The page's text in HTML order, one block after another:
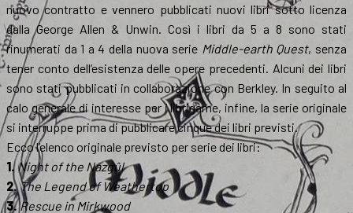
nuovo contratto e vennero pubblicati nuovi libri sotto licenza
dalla George Allen & Unwin. Così i libri da 5 a 8 sono stati
rinumerati da 1 a 4 della nuova serie Middle-earth Quest, senza
tener conto dell’esistenza delle opere precedenti. Alcuni dei libri
sono stati pubblicati in collaborazione con Berkley. In seguito al
calo generale di interesse per i librigame, infine, la serie originale
si interruppe prima di pubblicare cinque dei libri previsti.
Ecco l’elenco originale previsto per serie dei libri:
1.Night of the Nazgûl
2.The Legend of Weathertop
3.Rescue in Mirkwood